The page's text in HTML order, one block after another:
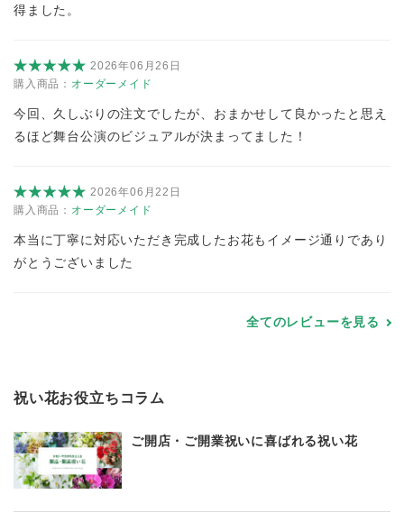
得ました。
2026年06月26日
購入商品： オーダーメイド
今回、久しぶりの注文でしたが、おまかせして良かったと思え
るほど舞台公演のビジュアルが決まってました！
2026年06月22日
購入商品： オーダーメイド
本当に丁寧に対応いただき完成したお花もイメージ通りであり
がとうございました
全てのレビューを見る
祝い花お役立ちコラム
ご開店・ご開業祝いに喜ばれる祝い花